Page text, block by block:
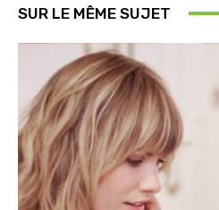
SUR LE MÊME SUJET